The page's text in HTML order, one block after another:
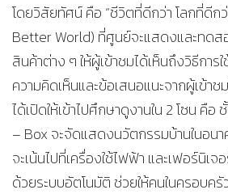
โดยวิสัยทัศน์ คือ “ชีวิตที่ดีกว่า โลกที่ดีก
Better World) ที่ศูนย์จะแสดงและทดส
สินค้าต่าง ๆ ให้ผู้เข้าชมได้เห็นถึงวิธีกา
ความคิดเห็นและข้อเสนอแนะจากผู้เข้า
ได้เปิดให้เข้าไปศึกษาดูงานใน 2 โซน คือ
– Box จะจัดแสดงนวัตกรรมบ้านในอน
จะเน้นไปที่เครื่องใช้ไฟฟ้า และเฟอร์นิเ
ด้วยระบบอัตโนมัติ ช่วยให้คนในครอบค